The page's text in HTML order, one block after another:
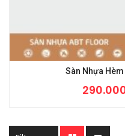
Sàn Nhựa Hèm